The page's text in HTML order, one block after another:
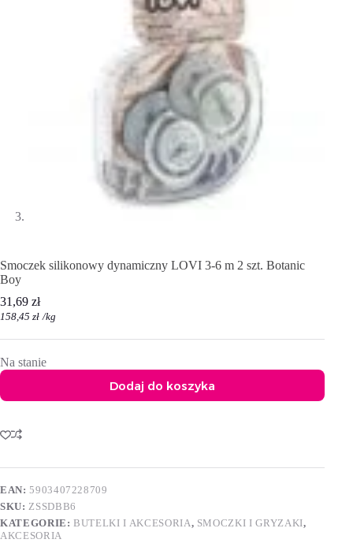
Smoczek silikonowy dynamiczny LOVI 3-6 m 2 szt. Botanic
Boy
31,69 zł
158,45 zł /kg
Na stanie
Dodaj do koszyka
t
r
a
t
i
v
EAN:5903407228709
SKU:ZSSDBB6
KATEGORIE:BUTELKI I AKCESORIA, SMOCZKI I GRYZAKI,
AKCESORIA